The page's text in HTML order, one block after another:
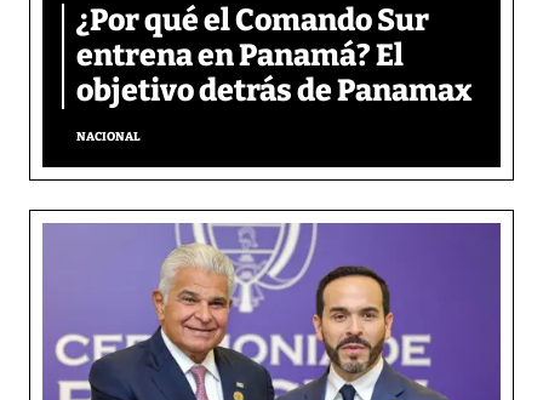
¿Por qué el Comando Sur
entrena en Panamá? El
objetivo detrás de Panamax
NACIONAL